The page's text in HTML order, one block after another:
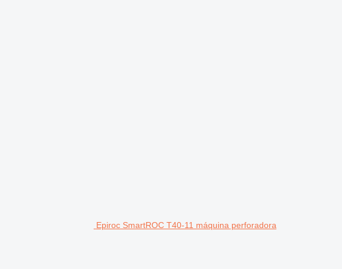
Epiroc SmartROC T40-11 máquina perforadora